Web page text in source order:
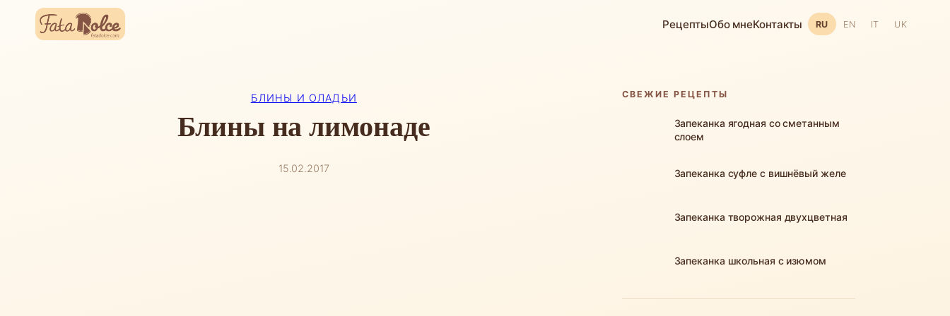
Перейти
РецептыОбо мнеКонтакты RU EN IT UK
БЛИНЫ И ОЛАДЬИ
Блины на лимонаде
15.02.2017
СВЕЖИЕ РЕЦЕПТЫ
Запеканка ягодная со сметанным
слоем
Запеканка суфле с вишнёвый желе
Запеканка творожная двухцветная
Запеканка школьная с изюмом